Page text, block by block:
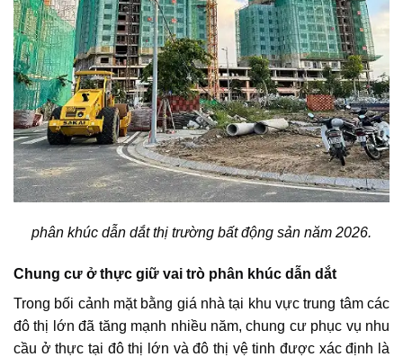
phân khúc dẫn dắt thị trường bất động sản năm 2026.
Chung cư ở thực giữ vai trò phân khúc dẫn dắt
Trong bối cảnh mặt bằng giá nhà tại khu vực trung tâm các
đô thị lớn đã tăng mạnh nhiều năm, chung cư phục vụ nhu
cầu ở thực tại đô thị lớn và đô thị vệ tinh được xác định là